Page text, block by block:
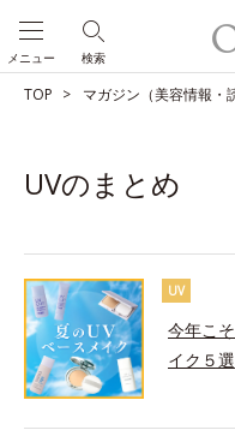
検索
メニュー
TOP マガジン（美容情報・
UVのまとめ
UV
今年こ
イク５選